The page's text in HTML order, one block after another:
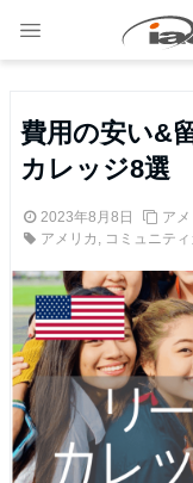
費用の安い&
カレッジ8選
2023年8月8日 ア
アメリカ , コミュニテ